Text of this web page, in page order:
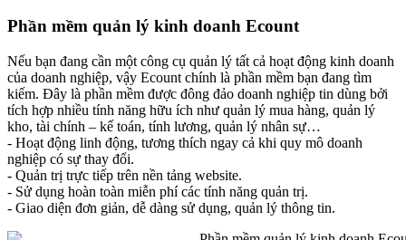
Phần mềm quản lý kinh doanh Ecount
Nếu bạn đang cần một công cụ quản lý tất cả hoạt động kinh doanh
của doanh nghiệp, vậy Ecount chính là phần mềm bạn đang tìm
kiếm. Đây là phần mềm được đông đảo doanh nghiệp tin dùng bởi
tích hợp nhiều tính năng hữu ích như quản lý mua hàng, quản lý
kho, tài chính – kế toán, tính lương, quản lý nhân sự…
- Hoạt động linh động, tương thích ngay cả khi quy mô doanh
nghiệp có sự thay đổi.
- Quản trị trực tiếp trên nền tảng website.
- Sử dụng hoàn toàn miễn phí các tính năng quản trị.
- Giao diện đơn giản, dễ dàng sử dụng, quản lý thông tin.